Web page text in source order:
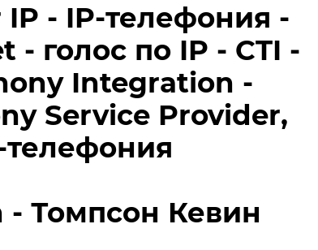
IP - IP-телефония -
- голос по IP - CTI -
Integration -
Service Provider,
телефония
- Томпсон Кевин